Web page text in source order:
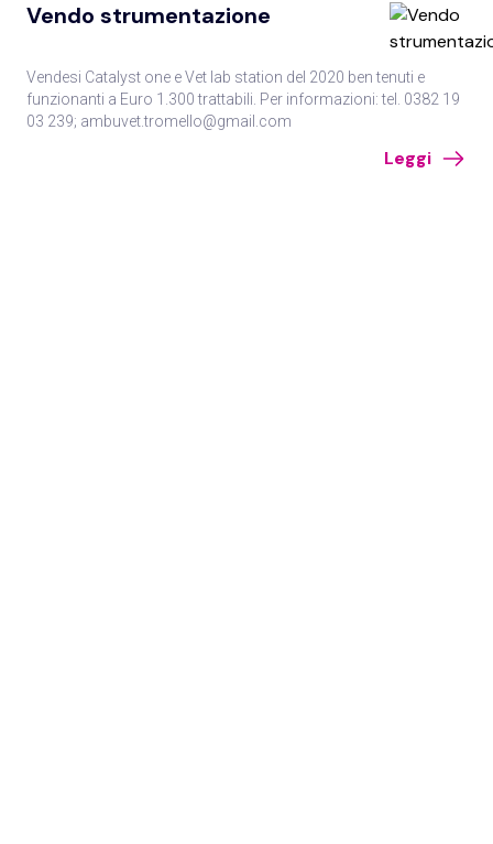
Vendo strumentazione
Vendesi Catalyst one e Vet lab station del 2020 ben tenuti e
funzionanti a Euro 1.300 trattabili. Per informazioni: tel. 0382 19
03 239; ambuvet.tromello@gmail.com
Leggi